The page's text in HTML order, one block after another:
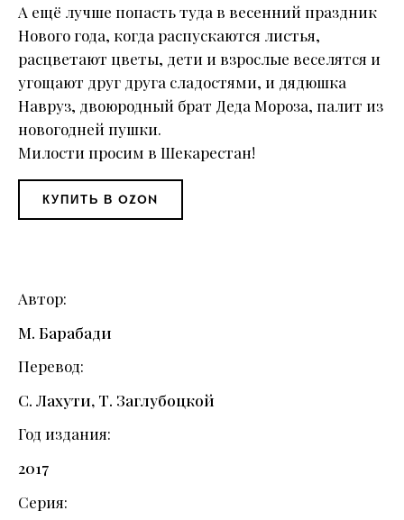
А ещё лучше попасть туда в весенний праздник
Нового года, когда распускаются листья,
расцветают цветы, дети и взрослые веселятся и
угощают друг друга сладостями, и дядюшка
Навруз, двоюродный брат Деда Мороза, палит из
новогодней пушки.
Милости просим в Шекарестан!
КУПИТЬ В OZON
Автор
М. Барабади
Перевод
С. Лахути, Т. Заглубоцкой
Год издания
2017
Серия